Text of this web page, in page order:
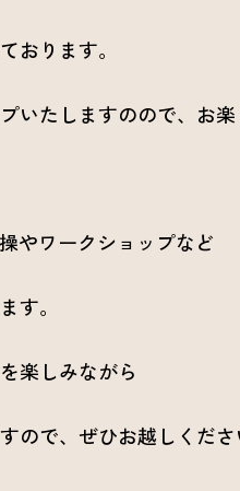
おります。
たしますのので、お楽
やワークショップなど
す。
楽しみながら
ので、ぜひお越しくださ